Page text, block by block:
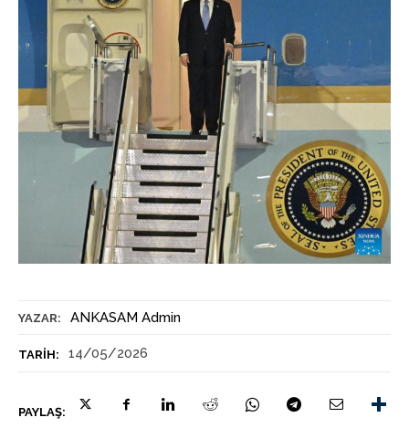
YAZAR: ANKASAM Admin
TARIH: 14/05/2026
PAYLAŞ: